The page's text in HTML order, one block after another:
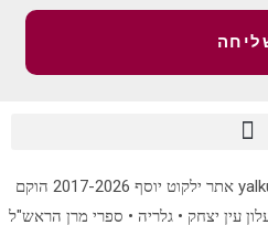
© yalkut yosef Rabbi Yitzhak Yosef אתר ילקוט יוסף 2017-2026 הוקם
עין יצחק • גלריה • ספרי מרן הראש"ל